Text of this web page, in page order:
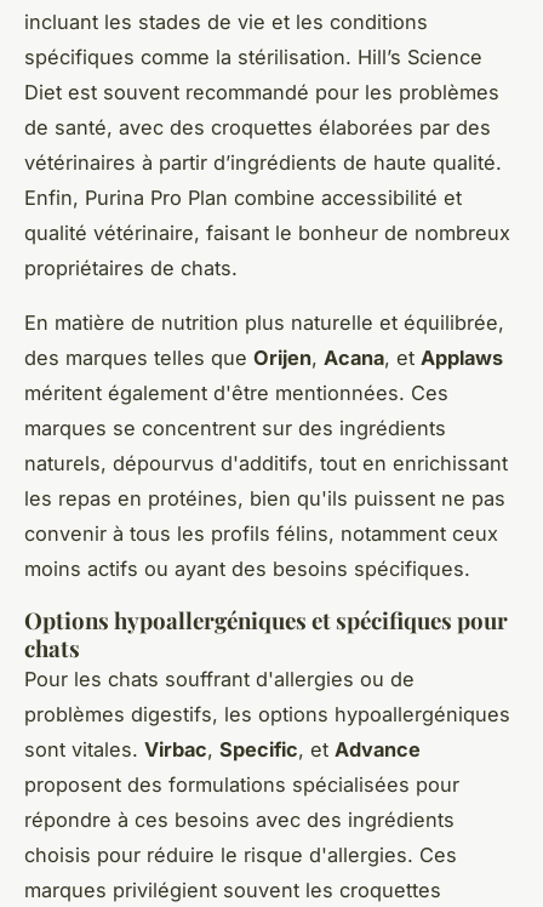
incluant les stades de vie et les conditions
spécifiques comme la stérilisation. Hill’s Science
Diet est souvent recommandé pour les problèmes
de santé, avec des croquettes élaborées par des
vétérinaires à partir d’ingrédients de haute qualité.
Enfin, Purina Pro Plan combine accessibilité et
qualité vétérinaire, faisant le bonheur de nombreux
propriétaires de chats.
En matière de nutrition plus naturelle et équilibrée,
des marques telles que Orijen, Acana, et Applaws
méritent également d'être mentionnées. Ces
marques se concentrent sur des ingrédients
naturels, dépourvus d'additifs, tout en enrichissant
les repas en protéines, bien qu'ils puissent ne pas
convenir à tous les profils félins, notamment ceux
moins actifs ou ayant des besoins spécifiques.
Options hypoallergéniques et spécifiques pour
chats
Pour les chats souffrant d'allergies ou de
problèmes digestifs, les options hypoallergéniques
sont vitales. Virbac, Specific, et Advance
proposent des formulations spécialisées pour
répondre à ces besoins avec des ingrédients
choisis pour réduire le risque d'allergies. Ces
marques privilégient souvent les croquettes